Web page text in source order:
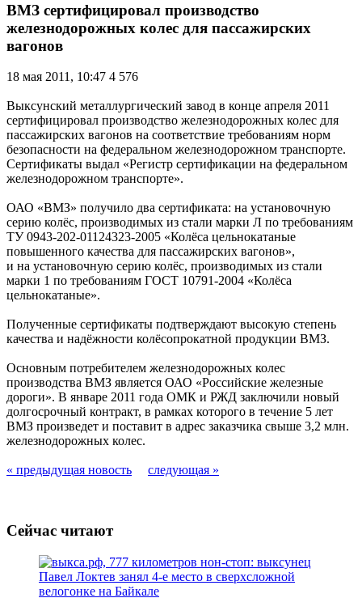
ВМЗ сертифицировал производство
железнодорожных колес для пассажирских
вагонов
18 мая 2011, 10:47 4 576
Выксунский металлургический завод в конце апреля 2011
сертифицировал производство железнодорожных колес для
пассажирских вагонов на соответствие требованиям норм
безопасности на федеральном железнодорожном транспорте.
Сертификаты выдал «Регистр сертификации на федеральном
железнодорожном транспорте».
ОАО «ВМЗ» получило два сертификата: на установочную
серию колёс, производимых из стали марки Л по требованиям
ТУ 0943-202-01124323-2005 «Колёса цельнокатаные
повышенного качества для пассажирских вагонов»,
и на установочную серию колёс, производимых из стали
марки 1 по требованиям ГОСТ 10791-2004 «Колёса
цельнокатаные».
Полученные сертификаты подтверждают высокую степень
качества и надёжности колёсопрокатной продукции ВМЗ.
Основным потребителем железнодорожных колес
производства ВМЗ является ОАО «Российские железные
дороги». В январе 2011 года ОМК и РЖД заключили новый
долгосрочный контракт, в рамках которого в течение 5 лет
ВМЗ произведет и поставит в адрес заказчика свыше 3,2 млн.
железнодорожных колес.
« предыдущая новость следующая »
Сейчас читают